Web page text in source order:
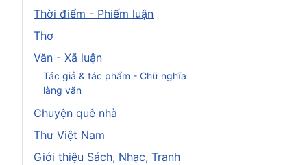
Thời điểm - Phiếm luận
Thơ
Văn - Xã luận
Tác giả & tác phẩm - Chữ nghĩa
làng văn
Chuyện quê nhà
Thư Việt Nam
Giới thiệu Sách, Nhạc, Tranh